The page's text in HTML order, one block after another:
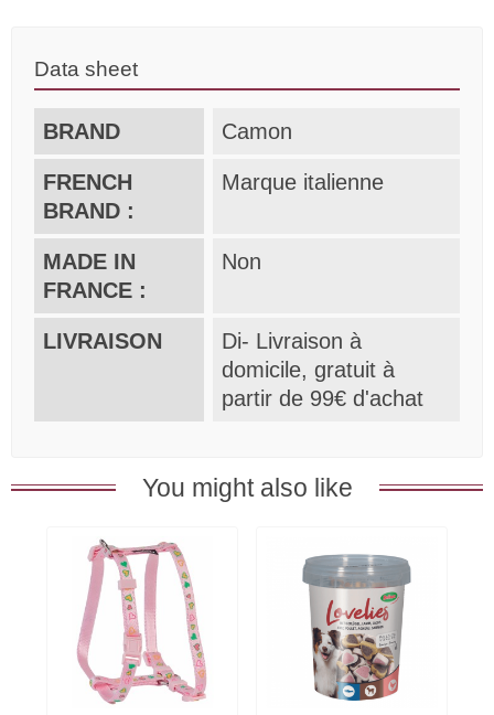
Data sheet
BRAND Camon
FRENCH
BRAND :
Marque italienne
MADE IN
FRANCE :
Non
LIVRAISON
Di- Livraison à
domicile, gratuit à
partir de 99€ d'achat
You might also like